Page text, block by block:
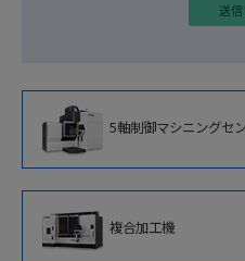
5軸制御マシニングセ
5軸制御立形マシニングセ
5軸制御横形マシニングセン
複合加工機